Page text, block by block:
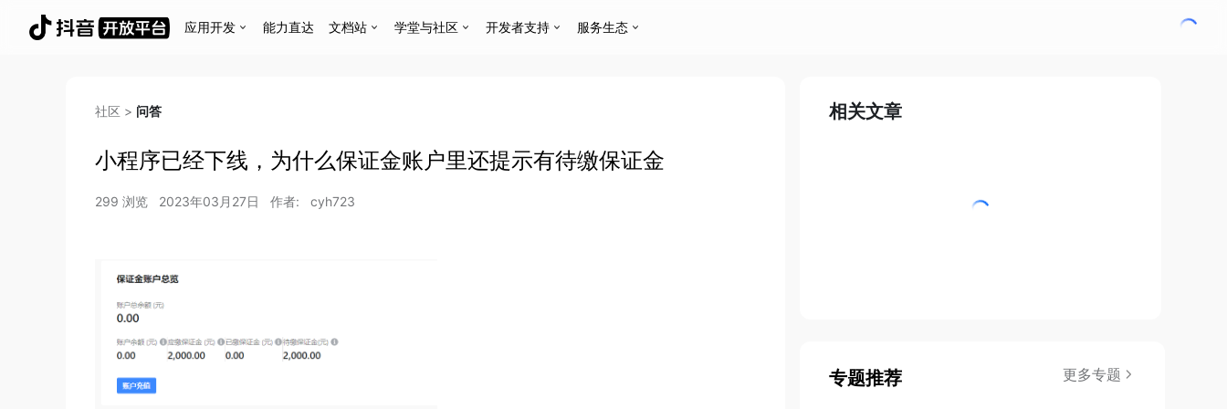
应用开发 能力直达 文档站 学堂与社区 开发者支持 服务生态
社区 > 问答
小程序已经下线，为什么保证金账户里还提示有待缴保证金
299 浏览 2023年03月27日 作者: cyh723
相关文章
专题推荐 更多专题